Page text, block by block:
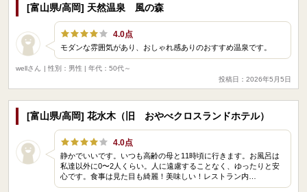
[富山県/高岡] 天然温泉 風の森
4.0点
モダンな雰囲気があり、おしゃれ感ありのおすすめ温泉です。
wellさん
| 性別：男性 | 年代：50代～
投稿日：2026年5月5日
[富山県/高岡] 花水木（旧 おやべクロスランドホテル）
4.0点
静かでいいです。いつも高齢の母と11時頃に行きます。お風呂は
私達以外に0〜2人くらい。人に遠慮することなく、ゆったりと安
心です。食事は見た目も綺麗！美味しい！レストラン内…